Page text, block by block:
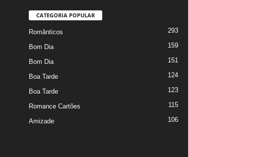
CATEGORIA POPULAR
Românticos 293
Bom Dia 159
Bom Dia 151
Boa Tarde 124
Boa Tarde 123
Romance Cartões 115
Amizade 106